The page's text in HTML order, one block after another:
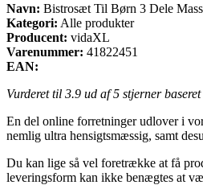
Navn: Bistrosæt Til Børn 3 Dele
Kategori: Alle produkter
Producent: vidaXL
Varenummer: 41822451
EAN:
Vurderet til 3.9 ud af 5 stjerner
En del online forretninger udlover i
nemlig ultra hensigtsmæssig, samt
Du kan lige så vel foretrække at få
leveringsform kan ikke benægtes at